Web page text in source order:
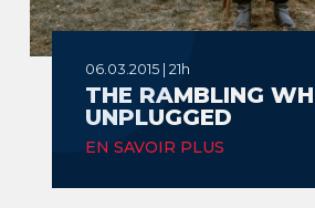
06.03.2015 | 21h
THE RAMBLING
UNPLUGGED
EN SAVOIR PLUS